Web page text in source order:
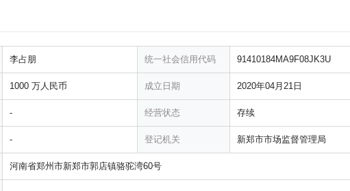
李占朋 统一社会信用代码 91410184MA9F08JK3U
1000 万人民币 成立日期 2020年04月21日
- 经营状态 存续
- 登记机关 新郑市市场监督管理局
河南省郑州市新郑市郭店镇骆驼湾60号